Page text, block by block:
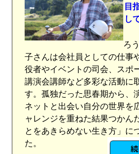
目
し
ろ
子さんは会社員としての仕事
役者やイベントの司会、スポ
講演会講師など多彩な活動に
す。孤独だった思春期から、
ネットと出会い自分の世界を
ャレンジを重ねた結果つかん
とをあきらめない生き方」に
た。